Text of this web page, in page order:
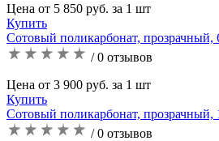
Цена от 5 850 руб. за 1 шт
Купить
Сотовый поликарбонат, прозрачный,
/ 0 отзывов
Цена от 3 900 руб. за 1 шт
Купить
Сотовый поликарбонат, прозрачный,
/ 0 отзывов